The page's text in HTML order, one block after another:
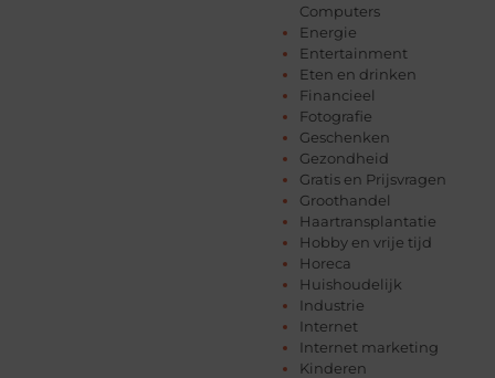
Computers
Energie
Entertainment
Eten en drinken
Financieel
Fotografie
Geschenken
Gezondheid
Gratis en Prijsvragen
Groothandel
Haartransplantatie
Hobby en vrije tijd
Horeca
Huishoudelijk
Industrie
Internet
Internet marketing
Kinderen